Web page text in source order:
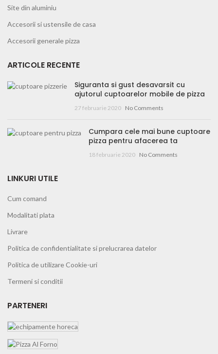
Site din aluminiu
Accesorii si ustensile de casa
Accesorii generale pizza
ARTICOLE RECENTE
Siguranta si gust desavarsit cu
ajutorul cuptoarelor mobile de pizza
27 februarie 2020 No Comments
Cumpara cele mai bune cuptoare
pizza pentru afacerea ta
18 februarie 2020 No Comments
LINKURI UTILE
Cum comand
Modalitati plata
Livrare
Politica de confidentialitate si prelucrarea datelor
Politica de utilizare Cookie-uri
Termeni si conditii
PARTENERI